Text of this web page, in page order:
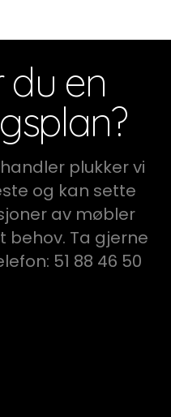
du en
plukker vi
og kan sette
av møbler
behov. Ta gjerne
51 88 46 50